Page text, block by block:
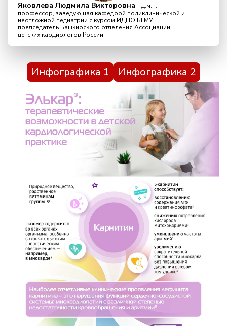
Яковлева Людмила Викторовна – д.м.н.,
профессор, заведующая кафедрой поликлинической и
неотложной педиатрии с курсом ИДПО БГМУ,
председатель Башкирского отделения Ассоциации
детских кардиологов России
Инфографика 1 Инфографика 2